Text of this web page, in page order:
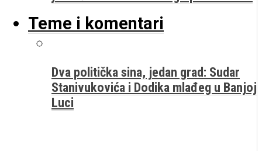
Teme i komentari
Dva politička sina, jedan grad: Sudar
Stanivukovića i Dodika mlađeg u Banjoj
Luci